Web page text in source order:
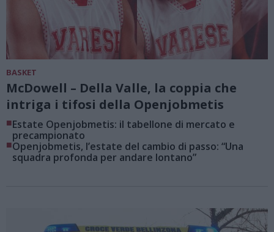
BASKET
McDowell – Della Valle, la coppia che
intriga i tifosi della Openjobmetis
■Estate Openjobmetis: il tabellone di mercato e
precampionato
■Openjobmetis, l’estate del cambio di passo: “Una
squadra profonda per andare lontano”